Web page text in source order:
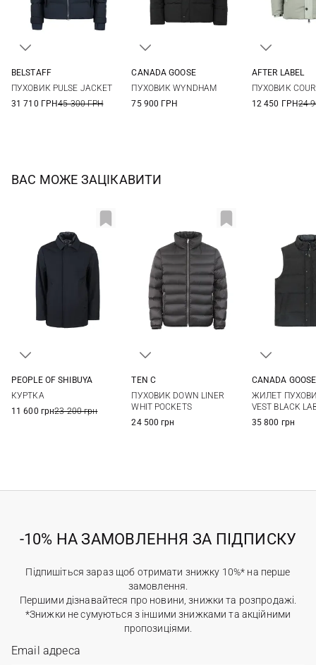
BELSTAFF
ПУХОВИК PULSE JACKET
31 710 ГРН45 300 ГРН
CANADA GOOSE
ПУХОВИК WYNDHAM
75 900 ГРН
AFTER LABEL
ПУХОВИК
12 450 ГРН24
ВАС МОЖЕ ЗАЦІКАВИТИ
PEOPLE OF SHIBUYA
КУРТКА
11 600 грн23 200 грн
56
58
TEN C
ПУХОВИК DOWN LINER
WHIT POCKETS
24 500 грн
3XL
CANADA GOOSE
ЖИЛЕТ
VEST BLACK
35 800 грн
-10% НА ЗАМОВЛЕННЯ ЗА ПІДПИСКУ
Підпишіться зараз щоб отримати знижку 10%* на перше
замовлення.
Першими дізнавайтеся про новини, знижки та розпродажі.
*Знижки не сумуються з іншими знижками та акційними
пропозиціями.